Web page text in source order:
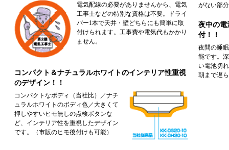
電気配線の必要がありませんから、電気
工事士などの特別な資格は不要。ドライ
バー1本で天井・壁どちらにも簡単に取
付けられます。工事費や電気代もかかり
ません。
コンパクト＆ナチュラルホワイトのインテリア性重視
のデザイン！！
コンパクトなボディ（当社比）／ナチ
ュラルホワイトのボディ色／大きくて
押しやすいヒモ無しの点検ボタンな
ど、インテリア性を重視したデザイン
です。（市販のヒモ後付けも可能）
がない部
夜中の電
付！！
夜間の睡
能です。
い電池切
朝まで遅